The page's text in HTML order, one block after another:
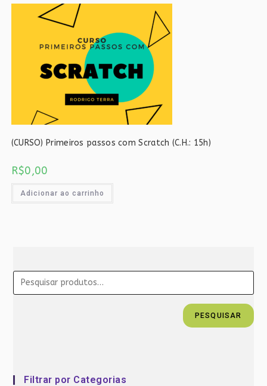
(CURSO) Primeiros passos com Scratch (C.H.: 15h)
R$0,00
Adicionar ao carrinho
PESQUISAR
Filtrar por Categorias